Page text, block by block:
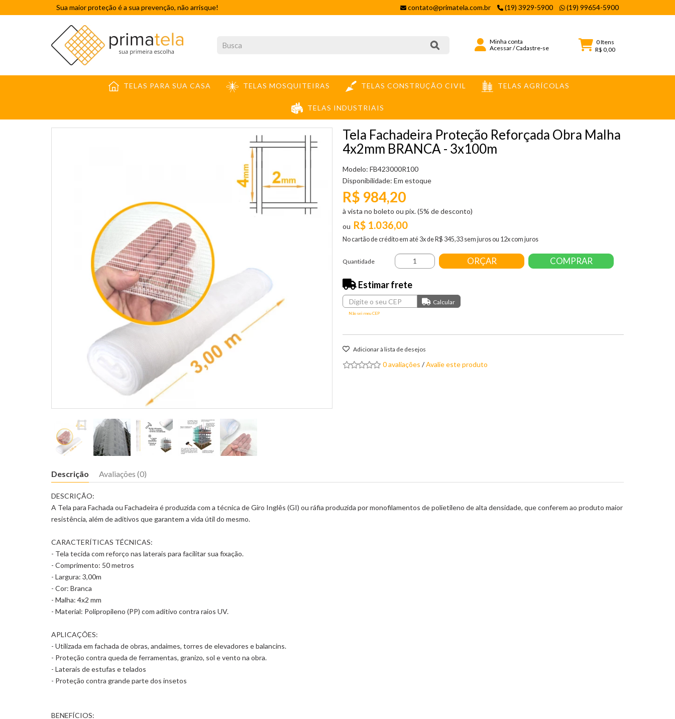
Sua maior proteção é a sua prevenção, não arrisque! contato@primatela.com.br (19) 3929-5900 (19) 99654-5900
Minha conta
Acessar/Cadastre-se
0Itens
R$ 0,00
TELAS PARA SUA CASA TELAS MOSQUITEIRAS TELAS CONSTRUÇÃO CIVIL TELAS AGRÍCOLAS
TELAS INDUSTRIAIS
TELA FACHADEIRA PROTEÇÃO REFORÇADA OBRA MALHA 4X2MM BRANCA - 3X100M
Tela Fachadeira Proteção Reforçada Obra Malha
4x2mm BRANCA - 3x100m
Modelo: FB423000R100
Disponibilidade: Em estoque
R$ 1.036,00
No cartão de crédito em até 3x de R$ 345,33 sem juros ou 12x com juros
R$ 984,20
à vista no boleto ou pix. (5% de desconto)
Quantidade ORÇAR COMPRAR
Estimar frete
Não sei meu CEP
Adicionar à lista de desejos
0 avaliações /Avalie este produto
Descrição Avaliações (0)
DESCRIÇÃO:
A Tela para Fachada ou Fachadeira é produzida com a técnica de Giro Inglês (GI) ou ráfia produzida por monofilamentos de polietileno de alta densidade, que conferem ao produto maior
resistência, além de aditivos que garantem a vida útil do mesmo.
CARACTERÍTICAS TÉCNICAS:
- Tela tecida com reforço nas laterais para facilitar sua fixação.
- Comprimento: 50 metros
- Largura: 3,00m
- Cor: Branca
- Malha: 4x2 mm
- Material: Polipropileno (PP) com aditivo contra raios UV.
APLICAÇÕES:
- Utilizada em fachada de obras, andaimes, torres de elevadores e balancins.
- Proteção contra queda de ferramentas, granizo, sol e vento na obra.
- Laterais de estufas e telados
- Proteção contra grande parte dos insetos
BENEFÍCIOS: